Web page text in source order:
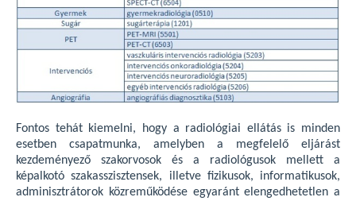
Fontos tehát kiemelni, hogy a radiológiai ellátás is minden
esetben csapatmunka, amelyben a megfelelő eljárást
kezdeményező szakorvosok és a radiológusok mellett a
képalkotó szakasszisztensek, illetve fizikusok, informatikusok,
adminisztrátorok közreműködése egyaránt elengedhetetlen a